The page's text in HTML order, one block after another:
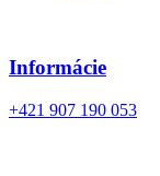
Informácie
+421 907 190 053